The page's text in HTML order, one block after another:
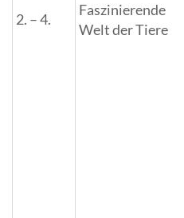
2. – 4.
Faszinierende
Welt der Tiere